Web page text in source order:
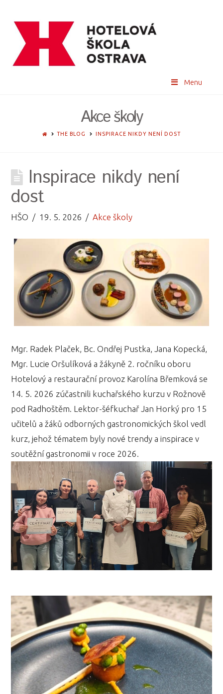
Menu
Akce školy
HOMETHE BLOG INSPIRACE NIKDY NENÍ DOST
Inspirace nikdy není
dost
HŠO 19. 5. 2026 Akce školy
Mgr. Radek Plaček, Bc. Ondřej Pustka, Jana Kopecká,
Mgr. Lucie Oršulíková a žákyně 2. ročníku oboru
Hotelový a restaurační provoz Karolína Břemková se
14. 5. 2026 zúčastnili kuchařského kurzu v Rožnově
pod Radhoštěm. Lektor-šéfkuchař Jan Horký pro 15
učitelů a žáků odborných gastronomických škol vedl
kurz, jehož tématem byly nové trendy a inspirace v
soutěžní gastronomii v roce 2026.